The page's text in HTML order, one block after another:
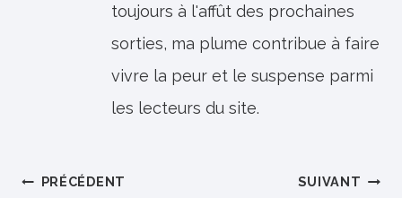
toujours à l'affût des prochaines
sorties, ma plume contribue à faire
vivre la peur et le suspense parmi
les lecteurs du site.
Navigation
PRÉCÉDENT SUIVANT